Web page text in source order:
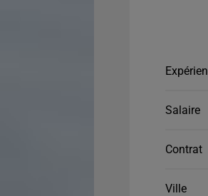
Salaire
Contrat
Ville